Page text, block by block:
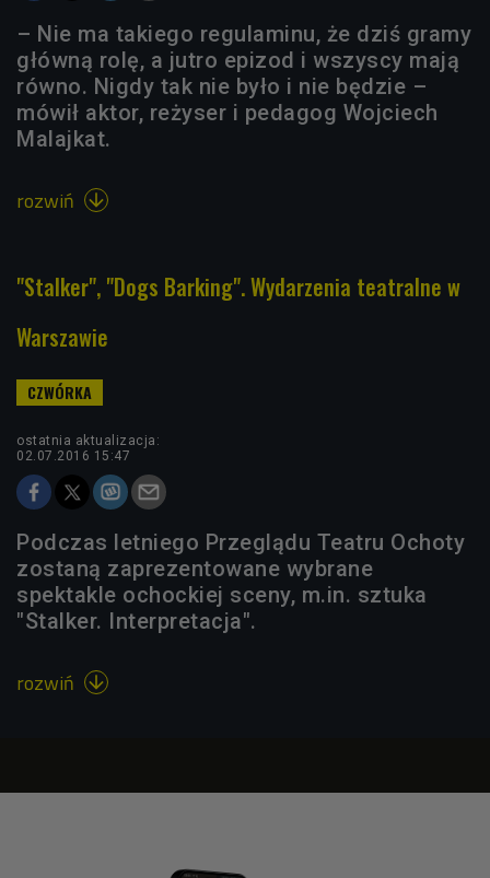
– Nie ma takiego regulaminu, że dziś gramy
główną rolę, a jutro epizod i wszyscy mają
równo. Nigdy tak nie było i nie będzie –
mówił aktor, reżyser i pedagog Wojciech
Malajkat.
rozwiń 
"Stalker", "Dogs Barking". Wydarzenia teatralne w
Warszawie
ostatnia aktualizacja:
02.07.2016 15:47
Podczas letniego Przeglądu Teatru Ochoty
zostaną zaprezentowane wybrane
spektakle ochockiej sceny, m.in. sztuka
"Stalker. Interpretacja".
rozwiń 